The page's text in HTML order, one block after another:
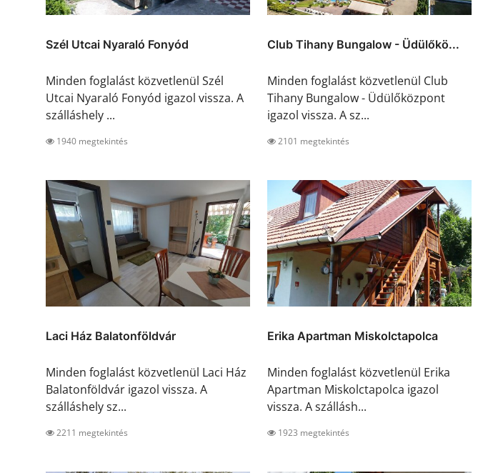
Szél Utcai Nyaraló Fonyód
Minden foglalást közvetlenül Szél
Utcai Nyaraló Fonyód igazol vissza. A
szálláshely ...
1940 megtekintés
Club Tihany Bungalow - Üdülőkö...
Minden foglalást közvetlenül Club
Tihany Bungalow - Üdülőközpont
igazol vissza. A sz...
2101 megtekintés
Laci Ház Balatonföldvár
Minden foglalást közvetlenül Laci Ház
Balatonföldvár igazol vissza. A
szálláshely sz...
2211 megtekintés
Erika Apartman Miskolctapolca
Minden foglalást közvetlenül Erika
Apartman Miskolctapolca igazol
vissza. A szállásh...
1923 megtekintés